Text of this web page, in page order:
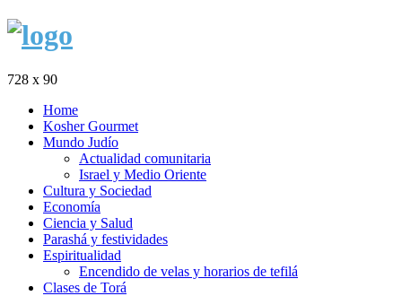
728 x 90
Home
Kosher Gourmet
Mundo Judío
Actualidad comunitaria
Israel y Medio Oriente
Cultura y Sociedad
Economía
Ciencia y Salud
Parashá y festividades
Espiritualidad
Encendido de velas y horarios de tefilá
Clases de Torá